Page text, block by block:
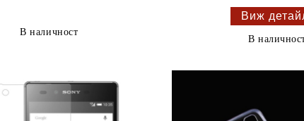
В наличност
Виж
В